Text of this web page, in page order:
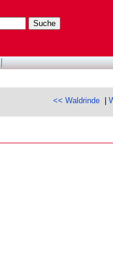
<< Waldrinde |